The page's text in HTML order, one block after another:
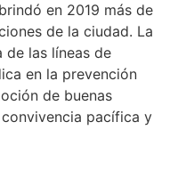
en 2019 más de
de la ciudad. La
de las líneas de
en la prevención
de buenas
pacífica y